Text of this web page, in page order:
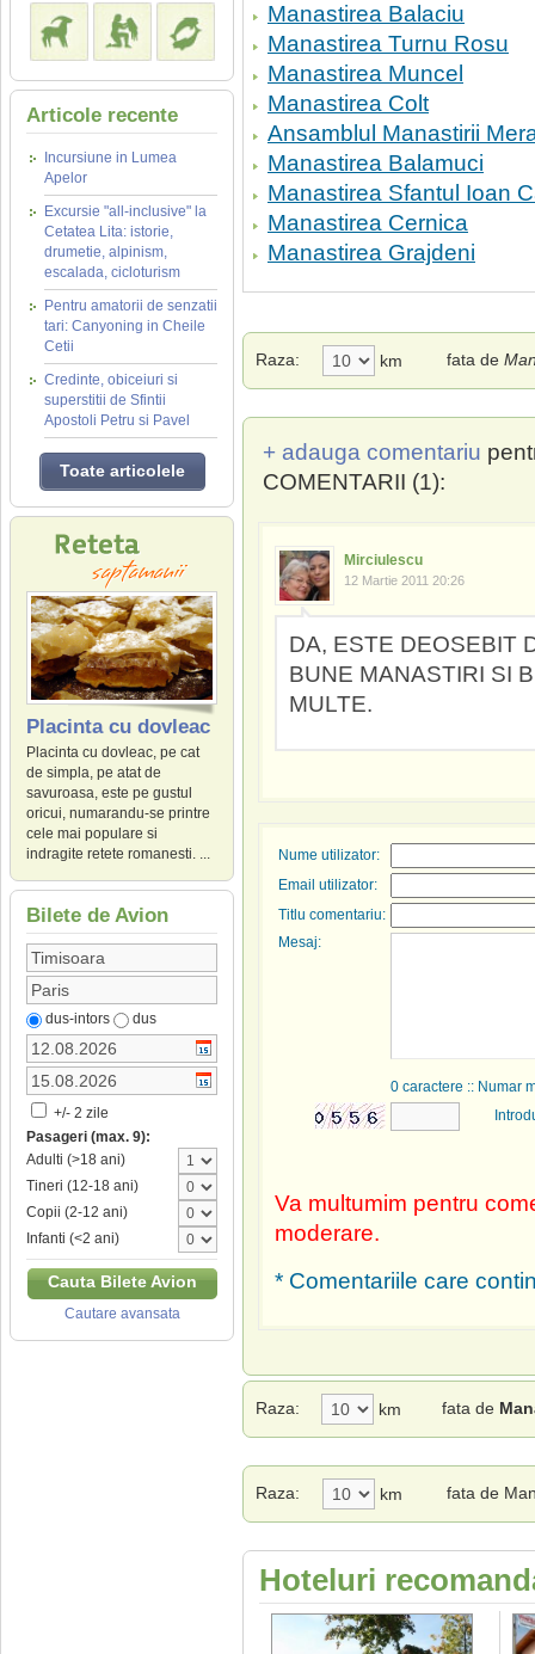
Articole recente
Incursiune in Lumea
Apelor
Excursie "all-inclusive" la
Cetatea Lita: istorie,
drumetie, alpinism,
escalada, cicloturism
Pentru amatorii de senzatii
tari: Canyoning in Cheile
Cetii
Credinte, obiceiuri si
superstitii de Sfintii
Apostoli Petru si Pavel
Toate articolele
Placinta cu dovleac
Placinta cu dovleac, pe cat
de simpla, pe atat de
savuroasa, este pe gustul
oricui, numarandu-se printre
cele mai populare si
indragite retete romanesti. ...
Bilete de Avion
dus-intors dus
+/- 2 zile
Pasageri (max. 9):
Adulti (>18 ani)
Tineri (12-18 ani)
Copii (2-12 ani)
Infanti (<2 ani)
Cauta Bilete Avion
Cautare avansata
Manastirea Balaciu
Manastirea Turnu Rosu
Manastirea Muncel
Manastirea Colt
Ansamblul Manastirii
Manastirea Balamuci
Manastirea Sfantul Ioan
Manastirea Cernica
Manastirea Grajdeni
Raza: km fata de
+ adauga comentariu
COMENTARII (1):
Mirciulescu
12 Martie 2011 20:26
DA, ESTE DEOSEBIT
BUNE MANASTIRI SI
MULTE.
Nume utilizator:
Email utilizator:
Titlu comentariu:
Mesaj:
0 caractere :: Numar
Va multumim pentru
moderare.
* Comentariile care
Raza: km fata de
Raza: km fata de
Hoteluri